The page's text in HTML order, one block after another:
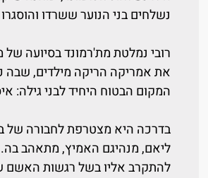
נשלחים בני הנוער ששרדו
רובי נמלטת מת'רמונד בסיועה
את אמריקה הריקה מילדים, שבה
המקום הבטוח היחיד לבני גילה:
בדרכה היא מצטרפת לחבורה של
ליאם, מנהיגם האמיץ, מתאהב
להתקרב אליו בשל רגשות